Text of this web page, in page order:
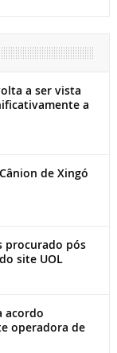
a ser vista
a
de Xingó
procurado pós
site UOL
acordo
operadora de